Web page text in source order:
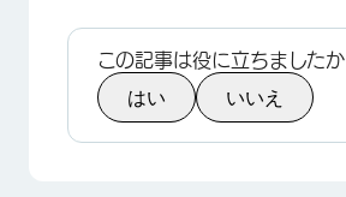
この記事は役に立ちましたか
はい いいえ